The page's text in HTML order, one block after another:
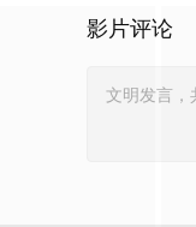
影片评论